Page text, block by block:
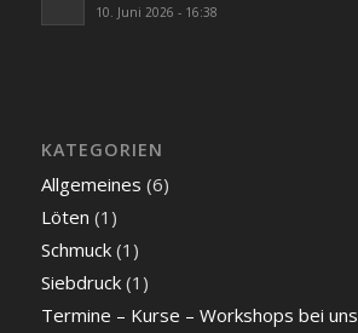
10. Juni 2026 - 16:38
KATEGORIEN
Allgemeines (6)
Löten (1)
Schmuck(1)
Siebdruck(1)
Termine – Kurse – Workshops bei uns